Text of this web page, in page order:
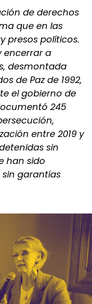
de derechos
que en las
presos políticos.
encerrar a
desmontada
de Paz de 1992,
el gobierno de
245
entre 2019 y
sin
han sido
garantías